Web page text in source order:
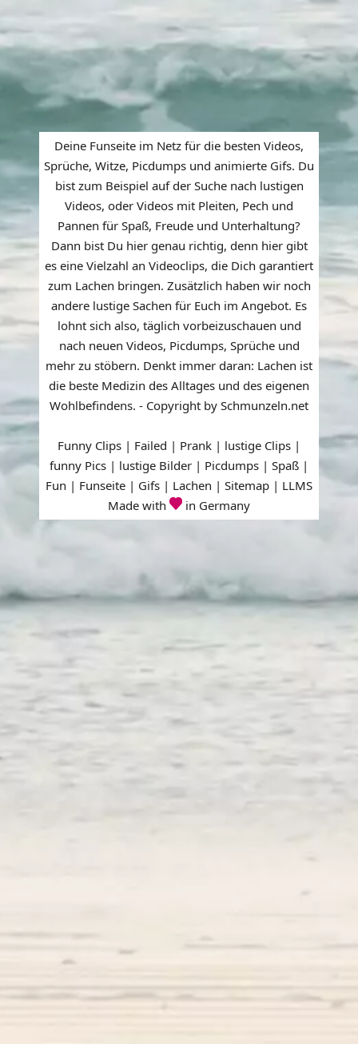
Deine Funseite im Netz für die besten Videos,
Sprüche, Witze, Picdumps und animierte Gifs. Du
bist zum Beispiel auf der Suche nach lustigen
Videos, oder Videos mit Pleiten, Pech und
Pannen für Spaß, Freude und Unterhaltung?
Dann bist Du hier genau richtig, denn hier gibt
es eine Vielzahl an Videoclips, die Dich garantiert
zum Lachen bringen. Zusätzlich haben wir noch
andere lustige Sachen für Euch im Angebot. Es
lohnt sich also, täglich vorbeizuschauen und
nach neuen Videos, Picdumps, Sprüche und
mehr zu stöbern. Denkt immer daran: Lachen ist
die beste Medizin des Alltages und des eigenen
Wohlbefindens. - Copyright by Schmunzeln.net
Funny Clips | Failed | Prank | lustige Clips |
funny Pics | lustige Bilder | Picdumps | Spaß |
Fun | Funseite | Gifs | Lachen | Sitemap | LLMS
Made with
in Germany